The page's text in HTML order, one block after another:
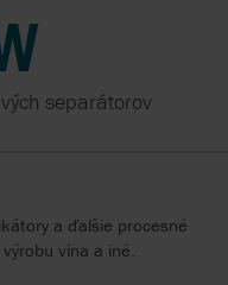
separátorov
a ďalšie procesné
vína a iné.